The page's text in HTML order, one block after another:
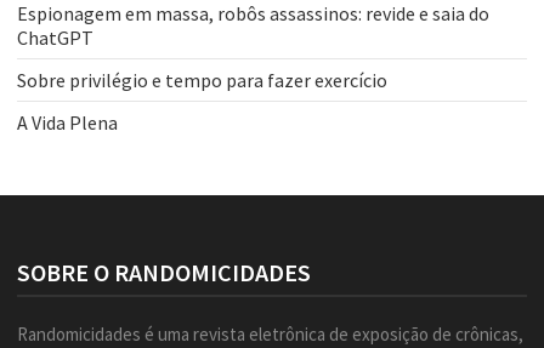
Espionagem em massa, robôs assassinos: revide e saia do
ChatGPT
Sobre privilégio e tempo para fazer exercício
A Vida Plena
SOBRE O RANDOMICIDADES
Randomicidades é uma revista eletrônica de exposição de crônicas,